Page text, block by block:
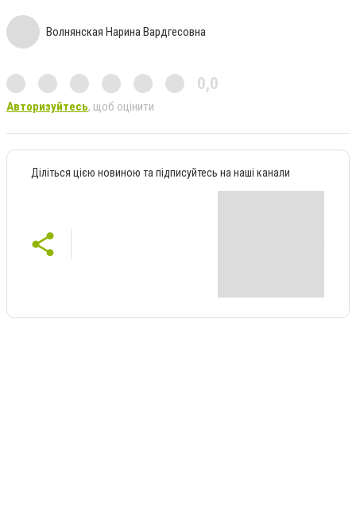
Волнянская Нарина Вардгесовна
0,0
Авторизуйтесь, щоб оцінити
Діліться цією новиною та підписуйтесь на наші канали